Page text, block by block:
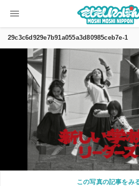
menu
29c3c6d929e7b91a055a3d80985ceb7e-1
この写真の記事をみ